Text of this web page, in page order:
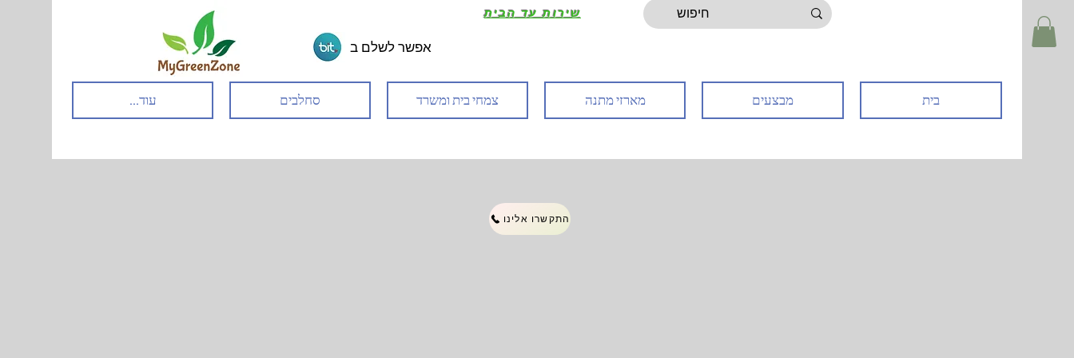
אפשר לשלם ב
שירות עד הבית
בית מבצעים מארזי מתנה צמחי בית ומשרד סחלבים עוד...
התקשרו אלינו